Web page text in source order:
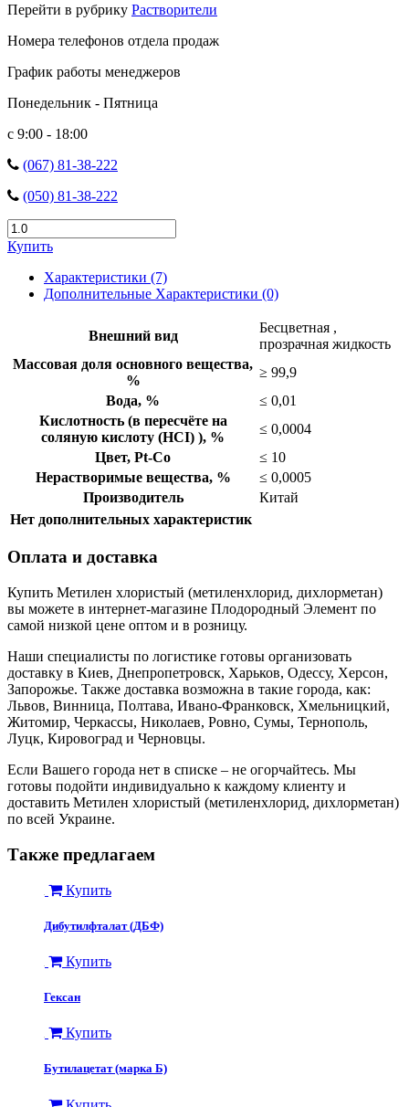
Перейти в рубрику Растворители
Номера телефонов отдела продаж
График работы менеджеров
Понедельник - Пятница
с 9:00 - 18:00
(067) 81-38-222
(050) 81-38-222
Купить
Характеристики (7)
Дополнительные Характеристики (0)
Внешний вид
Бесцветная ,
прозрачная жидкость
Массовая доля основного вещества,
%
≥ 99,9
Вода, %
≤ 0,01
Кислотность (в пересчёте на
соляную кислоту (НСI) ), %
≤ 0,0004
Цвет, Pt-Co
≤ 10
Нерастворимые вещества, %
≤ 0,0005
Производитель
Китай
Нет дополнительных характеристик
Оплата и доставка
Купить Метилен хлористый (метиленхлорид, дихлорметан)
вы можете в интернет-магазине Плодородный Элемент по
самой низкой цене оптом и в розницу.
Наши специалисты по логистике готовы организовать
доставку в Киев, Днепропетровск, Харьков, Одессу, Херсон,
Запорожье. Также доставка возможна в такие города, как:
Львов, Винница, Полтава, Ивано-Франковск, Хмельницкий,
Житомир, Черкассы, Николаев, Ровно, Сумы, Тернополь,
Луцк, Кировоград и Черновцы.
Если Вашего города нет в списке – не огорчайтесь. Мы
готовы подойти индивидуально к каждому клиенту и
доставить Метилен хлористый (метиленхлорид, дихлорметан)
по всей Украине.
Также предлагаем
Купить
Дибутилфталат (ДБФ)
Купить
Гексан
Купить
Бутилацетат (марка Б)